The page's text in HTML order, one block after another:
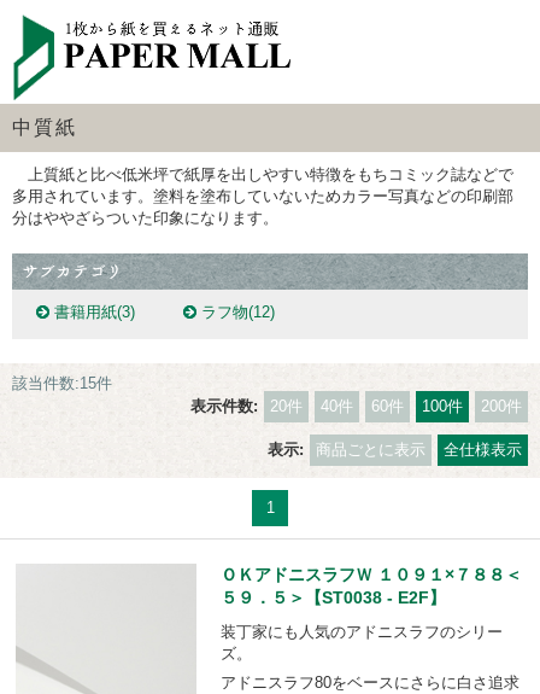
中質紙
上質紙と比べ低米坪で紙厚を出しやすい特徴をもちコミック誌などで
多用されています。塗料を塗布していないためカラー写真などの印刷部
分はややざらついた印象になります。
書籍用紙(3) ラフ物(12)
該当件数:15件
表示件数:
20件 40件 60件 100件 200件
表示: 商品ごとに表示 全仕様表示
1
ＯＫアドニスラフＷ １０９１×７８８＜
５９．５＞【ST0038 - E2F】
装丁家にも人気のアドニスラフのシリー
ズ。
アドニスラフ80をベースにさらに白さ追求